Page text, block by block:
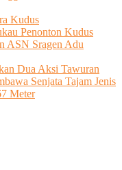
Kudus
Penonton Kudus
ASN Sragen Adu
Dua Aksi Tawuran
Senjata Tajam Jenis
Meter